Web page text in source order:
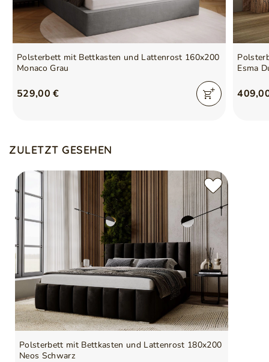
Polsterbett mit Bettkasten und Lattenrost 160x200
Monaco Grau
529,00 €
Esma
ZULETZT GESEHEN
Polsterbett mit Bettkasten und Lattenrost 180x200
Neos Schwarz